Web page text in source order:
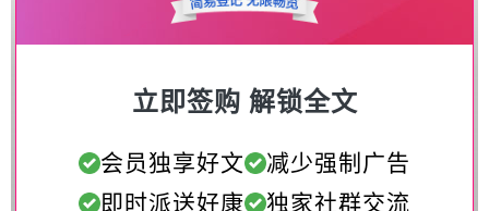
立即签购 解锁全文
会员独享好文
减少强制广告
即时派送好康
独家社群交流